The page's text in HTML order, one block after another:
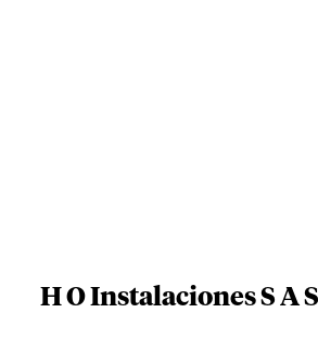
H O Instalaciones S A S